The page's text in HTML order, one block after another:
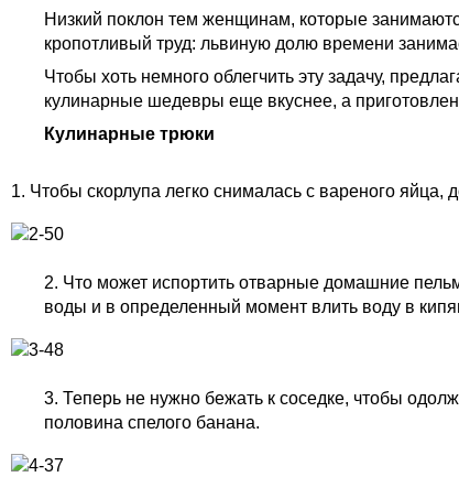
Низкий поклон тем женщинам, которые
кропотливый труд: львиную долю времени
Чтобы хоть немного облегчить эту задачу,
кулинарные шедевры еще вкуснее, а
Кулинарные трюки
1. Чтобы скорлупа легко снималась с вареного
2. Что может испортить отварные домашние
воды и в определенный момент влить воду в
3. Теперь не нужно бежать к соседке, чтобы
половина спелого банана.